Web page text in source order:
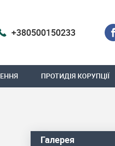
+380500150233
ПРОТИДІЯ КОРУПЦІЇ
Галерея